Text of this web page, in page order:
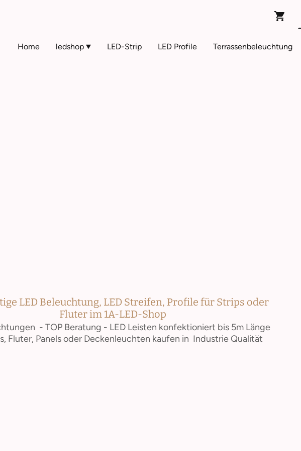
Home ledshop LED-Strip LED Profile Terrassenbeleuchtung
LED Beleuchtung, LED Streifen, Profile für Strips oder
Fluter im 1A-LED-Shop
- TOP Beratung - LED Leisten konfektioniert bis 5m Länge
Fluter, Panels oder Deckenleuchten kaufen in Industrie Qualität